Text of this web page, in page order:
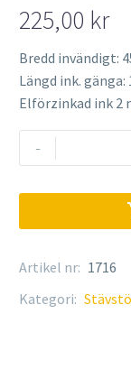
225,00 kr
Bredd invändigt:
Längd ink. gänga:
Elförzinkad ink 2
-
mängd
Artikel nr: 1716
Kategori: